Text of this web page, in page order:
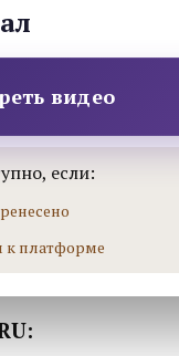
видео
если:
к платформе